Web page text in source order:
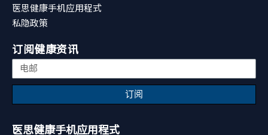
医思健康手机应用程式
私隐政策
订阅健康资讯
订阅
医思健康手机应用程式